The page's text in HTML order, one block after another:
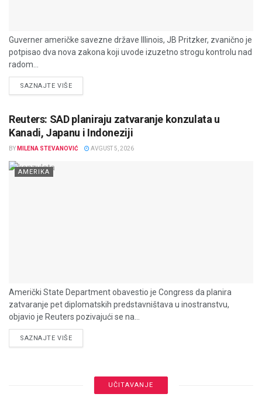
Guverner američke savezne države Illinois, JB Pritzker, zvanično je
potpisao dva nova zakona koji uvode izuzetno strogu kontrolu nad
radom...
SAZNAJTE VIŠEDETAILS
Reuters: SAD planiraju zatvaranje konzulata u
Kanadi, Japanu i Indoneziji
BY MILENA STEVANOVIĆ AVGUST 5, 2026
AMERIKA
Američki State Department obavestio je Congress da planira
zatvaranje pet diplomatskih predstavništava u inostranstvu,
objavio je Reuters pozivajući se na...
SAZNAJTE VIŠEDETAILS
UČITAVANJE